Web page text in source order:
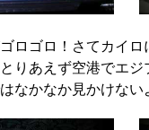
ロゴロ！さてカイ
りあえず空港でエ
なかなか見かけな